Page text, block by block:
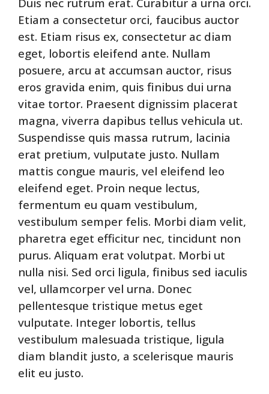
Etiam a consectetur orci, faucibus auctor
est. Etiam risus ex, consectetur ac diam
eget, lobortis eleifend ante. Nullam
posuere, arcu at accumsan auctor, risus
eros gravida enim, quis finibus dui urna
vitae tortor. Praesent dignissim placerat
magna, viverra dapibus tellus vehicula ut.
Suspendisse quis massa rutrum, lacinia
erat pretium, vulputate justo. Nullam
mattis congue mauris, vel eleifend leo
eleifend eget. Proin neque lectus,
fermentum eu quam vestibulum,
vestibulum semper felis. Morbi diam velit,
pharetra eget efficitur nec, tincidunt non
purus. Aliquam erat volutpat. Morbi ut
nulla nisi. Sed orci ligula, finibus sed iaculis
vel, ullamcorper vel urna. Donec
pellentesque tristique metus eget
vulputate. Integer lobortis, tellus
vestibulum malesuada tristique, ligula
diam blandit justo, a scelerisque mauris
elit eu justo.